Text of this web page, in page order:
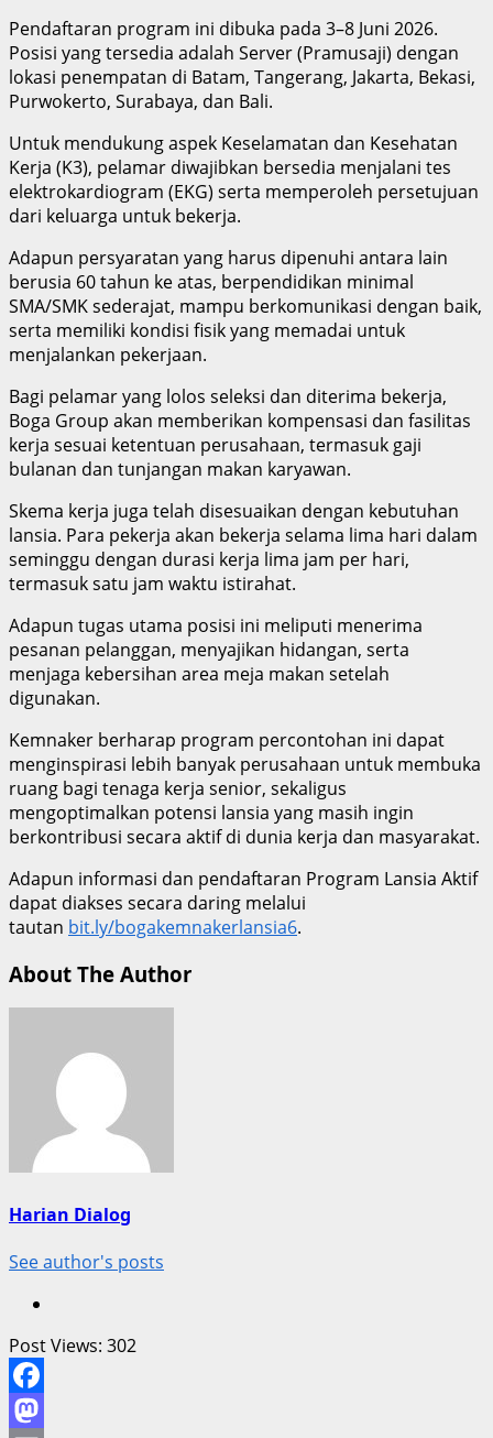
Pendaftaran program ini dibuka pada 3–8 Juni 2026.
Posisi yang tersedia adalah Server (Pramusaji) dengan
lokasi penempatan di Batam, Tangerang, Jakarta, Bekasi,
Purwokerto, Surabaya, dan Bali.
Untuk mendukung aspek Keselamatan dan Kesehatan
Kerja (K3), pelamar diwajibkan bersedia menjalani tes
elektrokardiogram (EKG) serta memperoleh persetujuan
dari keluarga untuk bekerja.
Adapun persyaratan yang harus dipenuhi antara lain
berusia 60 tahun ke atas, berpendidikan minimal
SMA/SMK sederajat, mampu berkomunikasi dengan baik,
serta memiliki kondisi fisik yang memadai untuk
menjalankan pekerjaan.
Bagi pelamar yang lolos seleksi dan diterima bekerja,
Boga Group akan memberikan kompensasi dan fasilitas
kerja sesuai ketentuan perusahaan, termasuk gaji
bulanan dan tunjangan makan karyawan.
Skema kerja juga telah disesuaikan dengan kebutuhan
lansia. Para pekerja akan bekerja selama lima hari dalam
seminggu dengan durasi kerja lima jam per hari,
termasuk satu jam waktu istirahat.
Adapun tugas utama posisi ini meliputi menerima
pesanan pelanggan, menyajikan hidangan, serta
menjaga kebersihan area meja makan setelah
digunakan.
Kemnaker berharap program percontohan ini dapat
menginspirasi lebih banyak perusahaan untuk membuka
ruang bagi tenaga kerja senior, sekaligus
mengoptimalkan potensi lansia yang masih ingin
berkontribusi secara aktif di dunia kerja dan masyarakat.
Adapun informasi dan pendaftaran Program Lansia Aktif
dapat diakses secara daring melalui
tautan bit.ly/bogakemnakerlansia6.
About The Author
Harian Dialog
See author's posts
Post Views: 302
Facebook